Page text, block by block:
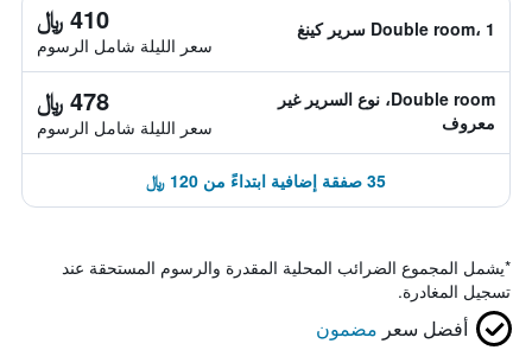
Double room، 1 سرير كينغ 410 ﷼
سعر الليلة شامل الرسوم
Double room، نوع السرير غير
معروف
478 ﷼
سعر الليلة شامل الرسوم
35 صفقة إضافية ابتداءً من 120 ﷼
*يشمل المجموع الضرائب المحلية المقدرة والرسوم المستحقة عند
تسجيل المغادرة.
أفضل سعر مضمون